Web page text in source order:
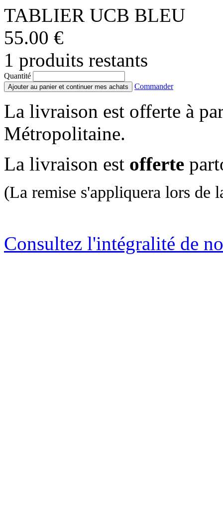
TABLIER UCB BLEU
55.00 €
1 produits restants
Quantité
Ajouter au panier et continuer mes achats Commander
La livraison est offerte à
Métropolitaine.
La livraison est offerte
(La remise s'appliquera lors de
Consultez l'intégralité de